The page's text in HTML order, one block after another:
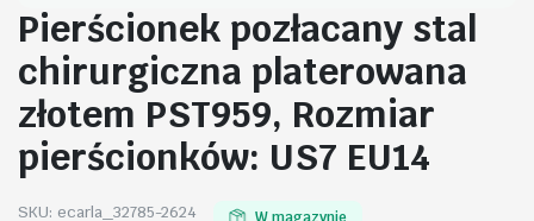
Pierścionek pozłacany stal
chirurgiczna platerowana
złotem PST959, Rozmiar
pierścionków: US7 EU14
SKU: ecarla_32785-2624